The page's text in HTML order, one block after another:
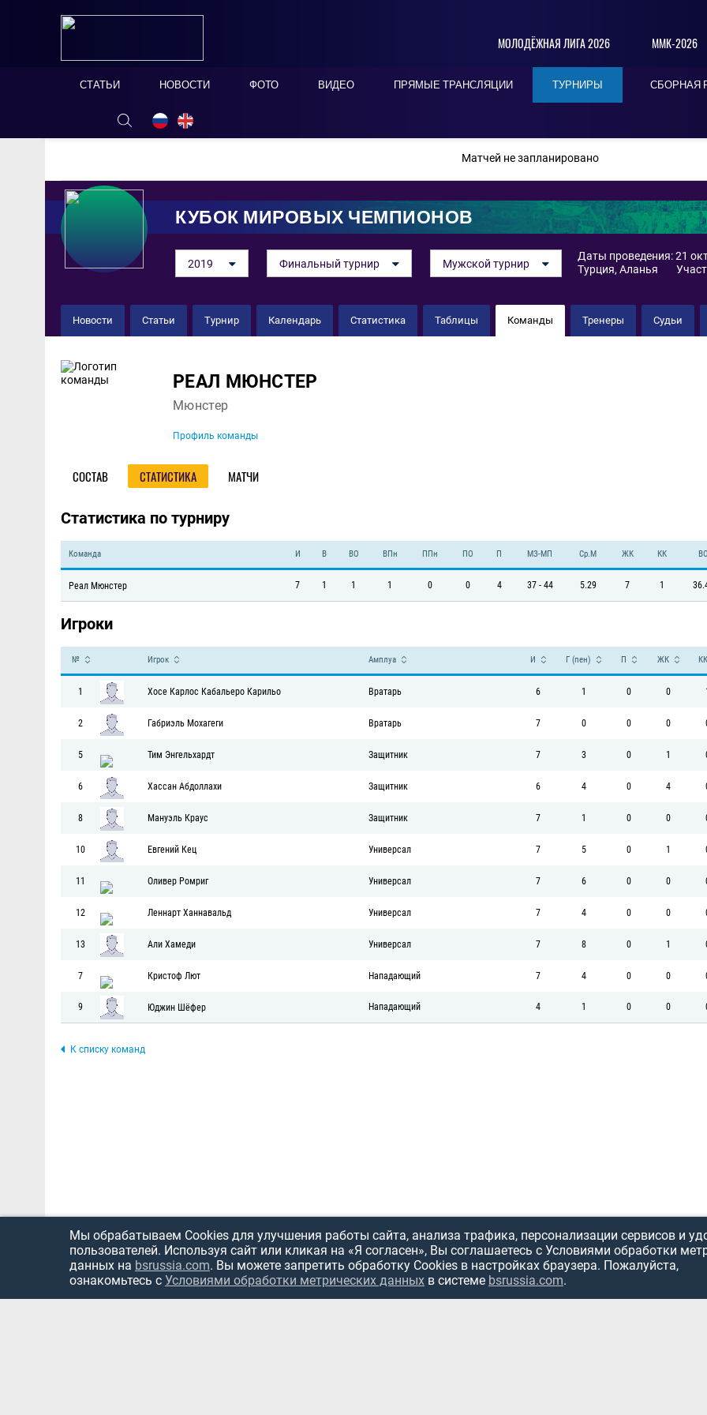
МОЛОДЁЖНАЯ ЛИГА 2026 ММК-2026
СТАТЬИ НОВОСТИ ФОТО ВИДЕО ПРЯМЫЕ ТРАНСЛЯЦИИ ТУРНИРЫ СБОРНАЯ
ОНЛАЙН ТАБЛО СКРЫТЬ
Матчей не запланировано
КУБОК МИРОВЫХ ЧЕМПИОНОВ
2019 Финальный турнир Мужской турнир
Даты проведения: 21
Турция, Аланья
Новости Статьи Турнир Календарь Статистика Таблицы Команды Тренеры Судьи
Команда
РЕАЛ МЮНСТЕР
Мюнстер
Профиль команды
СОСТАВ СТАТИСТИКА МАТЧИ
Статистика по турниру
Команда И В ВО ВПн ППн ПО П МЗ-МП Ср.М ЖК КК ВО
Реал Мюнстер 7 1 1 1 0 0 4 37 - 44 5.29 7 1
Игроки
№ Игрок Амплуа И Г (пен) П ЖК КК
1 Хосе Карлос Кабальеро Карильо Вратарь 6 1 0 0 1
2 Габриэль Мохагеги Вратарь 7 0 0 0
5 Тим Энгельхардт Защитник 7 3 0 1
6 Хассан Абдоллахи Защитник 6 4 0 4
8 Мануэль Краус Защитник 7 1 0 0
10 Евгений Кец Универсал 7 5 0 1
11 Оливер Ромриг Универсал 7 6 0 0
12 Леннарт Ханнавальд Универсал 7 4 0 0
13 Али Хамеди Универсал 7 8 0 1
7 Кристоф Лют Нападающий 7 4 0 0
9 Юджин Шёфер Нападающий 4 1 0 0
К списку команд
Мы обрабатываем Cookies для улучшения работы сайта, анализа трафика, персонализации сервисов и
пользователей. Используя сайт или кликая на «Я согласен», Вы соглашаетесь с Условиями обработки
данных на bsrussia.com. Вы можете запретить обработку Cookies в настройках браузера. Пожалуйста,
ознакомьтесь с Условиями обработки метрических данных в системе bsrussia.com.